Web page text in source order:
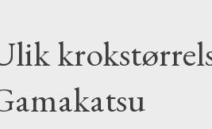
ekkoloddgiver for
ekkoloddbilde, med